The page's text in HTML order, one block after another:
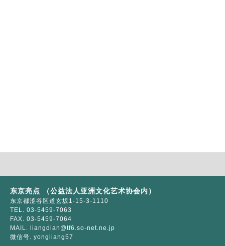
东京亮点 （公益法人亚洲文化艺术协会内）
东京都涩谷区道玄坂1-15-3-1110
TEL. 03-5459-7063
FAX. 03-5459-7064
MAIL. liangdian@tf6.so-net.ne.jp
微信号. yongliang57